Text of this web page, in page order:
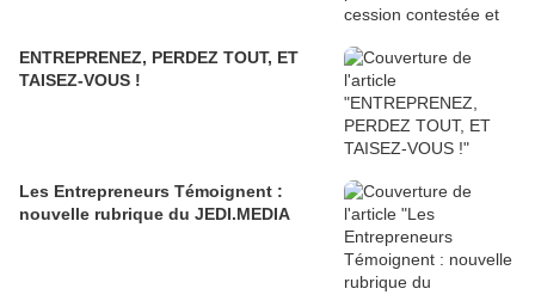
ENTREPRENEZ, PERDEZ TOUT, ET
TAISEZ-VOUS !
Les Entrepreneurs Témoignent :
nouvelle rubrique du JEDI.MEDIA